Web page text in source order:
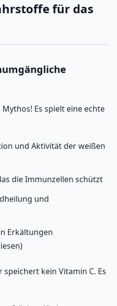
für das
Es spielt eine echte
und Aktivität der weißen
die Immunzellen schützt
und
Erkältungen
speichert kein Vitamin C. Es